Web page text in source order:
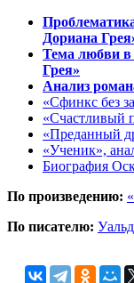
Дориана
Тема любви в
Грея»
Анализ
«Сфинкс без
«Счастливый
«Преданный
«Ученик»,
Биография
По произведению:
По писателю: